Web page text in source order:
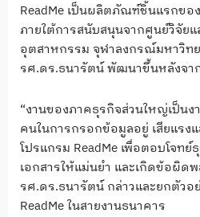
ReadMe เป็นผลิตภัณฑ์ชิ้นแรกขอ
ภายใต้การสนับสนุนจากศูนย์วิจัย
อุตสาหกรรม จุฬาลงกรณ์มหาวิทย
รศ.ดร.ธนารัตน์ พัฒนาขึ้นหลังจา
“งานของภาคธุรกิจส่วนใหญ่เป็นง
คนในการกรอกข้อมูลอยู่ เสียแรง
โปรแกรม ReadMe เพื่อตอบโจท
เอกสารให้แม่นยำ และเกิดข้อผิด
รศ.ดร.ธนารัตน์ กล่าวและยกตัวอ
ReadMe ในสายงานธนาคาร